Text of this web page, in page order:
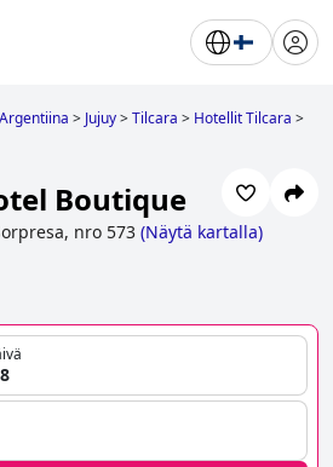
Argentiina > Jujuy>Tilcara > Hotellit Tilcara >
Boutique
nro 573 (Näytä kartalla)